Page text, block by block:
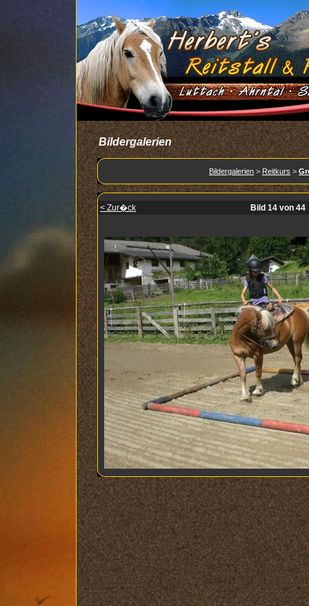
Bildergalerien
Bildergalerien > Reitkurs >
< Zur�ck Bild 14 von 44